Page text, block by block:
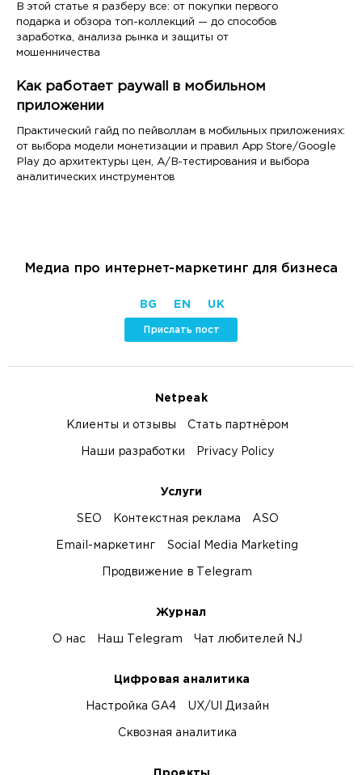
В этой статье я разберу все: от покупки первого
подарка и обзора топ-коллекций — до способов
заработка, анализа рынка и защиты от
мошенничества
Как работает paywall в мобильном
приложении
Практический гайд по пейволлам в мобильных приложениях:
от выбора модели монетизации и правил App Store/Google
Play до архитектуры цен, A/B-тестирования и выбора
аналитических инструментов
Медиа про интернет-маркетинг для бизнеса
BG EN UK
Прислать пост
Netpeak
Клиенты и отзывы Стать партнёром
Наши разработки Privacy Policy
Услуги
SEO Контекстная реклама ASO
Email-маркетинг Social Media Marketing
Продвижение в Telegram
Журнал
О нас Наш Telegram Чат любителей NJ
Цифровая аналитика
Настройка GA4 UX/UI Дизайн
Сквозная аналитика